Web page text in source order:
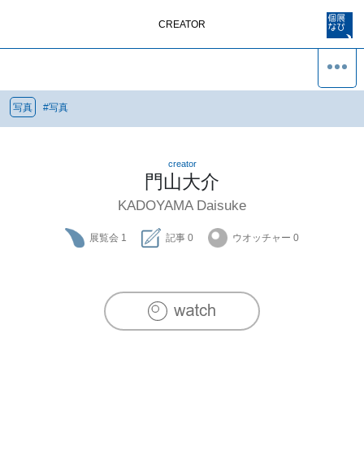
CREATOR
写真 #写真
creator
門山大介
KADOYAMA Daisuke
展覧会 1 記事 0 ウオッチャー 0